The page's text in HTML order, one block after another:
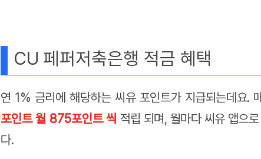
CU 페퍼저축은행 적금 혜택
연 1% 금리에 해당하는 씨유 포인트가 지급되는데요.
포인트 월 875포인트 씩 적립 되며, 월마다 씨유 앱으
다.